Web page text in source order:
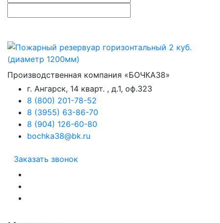
Производственная компания «БОЧКА38»
г. Ангарск, 14 кварт. , д.1, оф.323
8 (800) 201-78-52
8 (3955) 63-86-70
8 (904) 126-60-80
bochka38@bk.ru
Заказать звонок